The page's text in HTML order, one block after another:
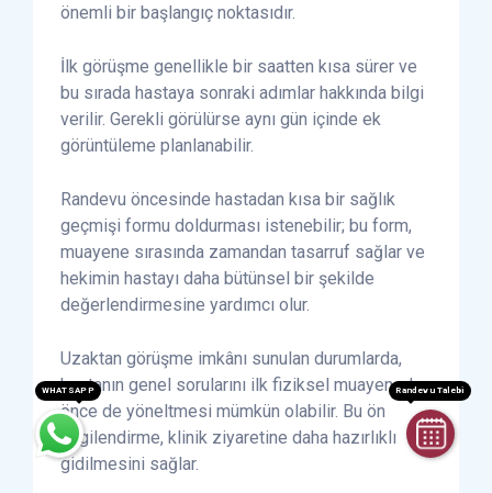
önemli bir başlangıç noktasıdır.
İlk görüşme genellikle bir saatten kısa sürer ve
bu sırada hastaya sonraki adımlar hakkında bilgi
verilir. Gerekli görülürse aynı gün içinde ek
görüntüleme planlanabilir.
Randevu öncesinde hastadan kısa bir sağlık
geçmişi formu doldurması istenebilir; bu form,
muayene sırasında zamandan tasarruf sağlar ve
hekimin hastayı daha bütünsel bir şekilde
değerlendirmesine yardımcı olur.
Uzaktan görüşme imkânı sunulan durumlarda,
hastanın genel sorularını ilk fiziksel muayeneden
önce de yöneltmesi mümkün olabilir. Bu ön
bilgilendirme, klinik ziyaretine daha hazırlıklı
gidilmesini sağlar.
WHATSAPP Randevu Talebi